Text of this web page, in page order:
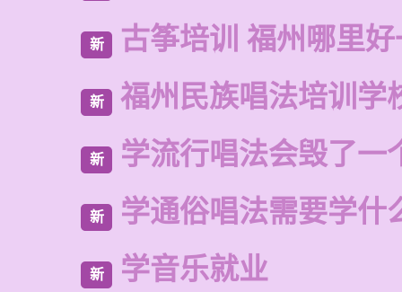
新 古筝培训 福州哪里
新 福州民族唱法培训学
新 学流行唱法会毁了一
新 学通俗唱法需要学什
新 学音乐就业